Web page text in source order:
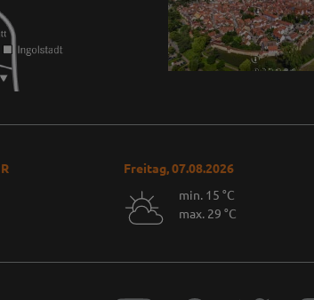
Freitag, 07.08.2026
min. 15 °C
max. 29 °C